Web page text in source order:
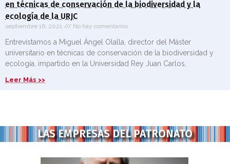
en técnicas de conservación de la biodiversidad y la
ecología de la URJC
septiembre 16, 2021 No hay comentarios
Entrevistamos a Miguel Ángel Olalla, director del Máster
universitario en técnicas de conservación de la biodiversidad y
ecología, impartido en la Universidad Rey Juan Carlos,
Leer Más >>
LAS EMPRESAS DEL PATRONATO